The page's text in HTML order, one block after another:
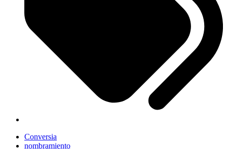
Conversia
nombramiento